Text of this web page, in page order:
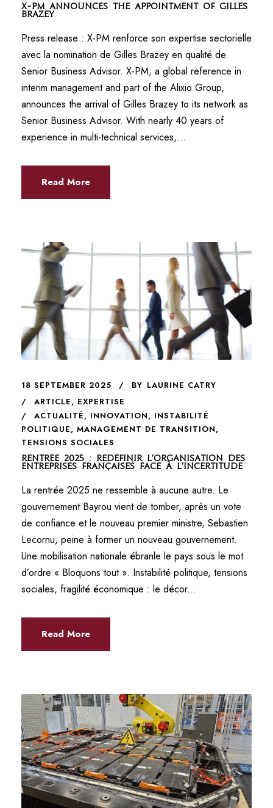
X-PM announces the appointment of Gilles
Brazey
Press release : X-PM renforce son expertise sectorielle
avec la nomination de Gilles Brazey en qualité de
Senior Business Advisor. X-PM, a global reference in
interim management and part of the Alixio Group,
announces the arrival of Gilles Brazey to its network as
Senior Business Advisor. With nearly 40 years of
experience in multi-technical services,...
Read More
18 SEPTEMBER 2025 BY LAURINE CATRY
ARTICLE, EXPERTISE
ACTUALITÉ, INNOVATION, INSTABILITÉ
POLITIQUE, MANAGEMENT DE TRANSITION,
TENSIONS SOCIALES
Rentrée 2025 : redéfinir l’organisation des
entreprises françaises face à l’incertitude
La rentrée 2025 ne ressemble à aucune autre. Le
gouvernement Bayrou vient de tomber, après un vote
de confiance et le nouveau premier ministre, Sebastien
Lecornu, peine à former un nouveau gouvernement.
Une mobilisation nationale ébranle le pays sous le mot
d’ordre « Bloquons tout ». Instabilité politique, tensions
sociales, fragilité économique : le décor...
Read More